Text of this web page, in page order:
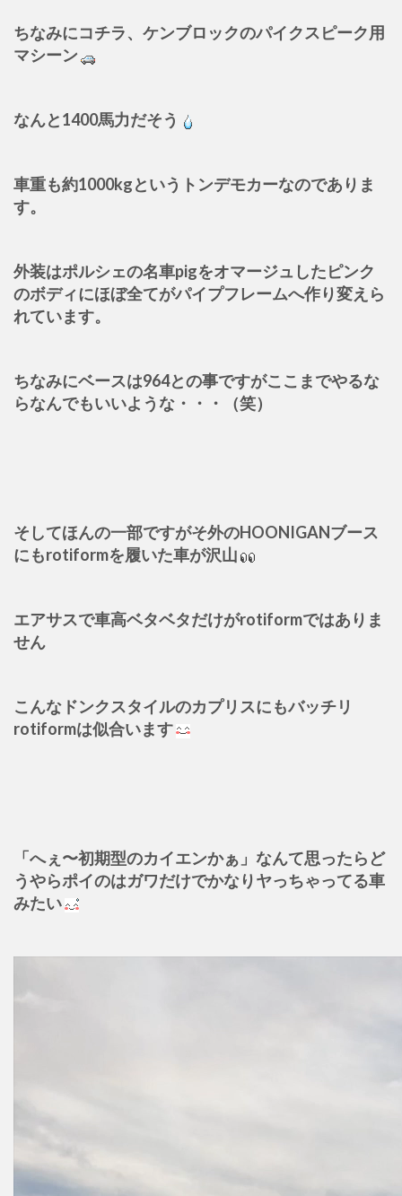
ちなみにコチラ、ケンブロックのパイクスピーク用
マシーン
なんと1400馬力だそう
車重も約1000kgというトンデモカーなのでありま
す。
外装はポルシェの名車pigをオマージュしたピンク
のボディにほぼ全てがパイプフレームへ作り変えら
れています。
ちなみにベースは964との事ですがここまでやるな
らなんでもいいような・・・（笑）
そしてほんの一部ですがそ外のHOONIGANブース
にもrotiformを履いた車が沢山
エアサスで車高ベタベタだけがrotiformではありま
せん
こんなドンクスタイルのカプリスにもバッチリ
rotiformは似合います
「へぇ〜初期型のカイエンかぁ」なんて思ったらど
うやらポイのはガワだけでかなりヤっちゃってる車
みたい